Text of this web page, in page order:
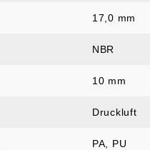
17,0 mm
NBR
10 mm
Druckluft
PA, PU